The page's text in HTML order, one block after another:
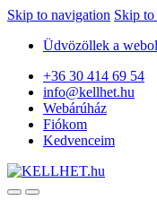
Skip to navigation Skip to
Üdvözöllek a
+36 30 414 69 54
info@kellhet.hu
Webárúház
Fiókom
Kedvenceim